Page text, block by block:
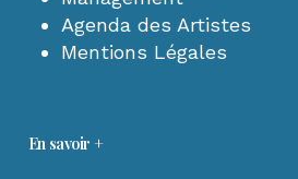
Agenda des Artistes
Mentions Légales
En savoir +